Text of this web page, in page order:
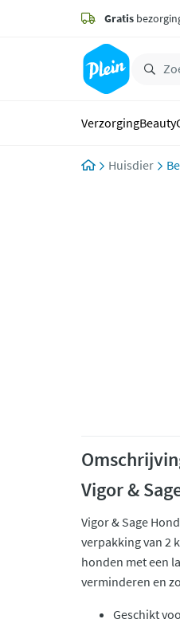
zoeken
hoofdinhoud
Gratis
VerzorgingBeauty
Huisdier
Vigor &
Vigor & Sage
verpakking van 2
honden met een
verminderen en
Geschikt